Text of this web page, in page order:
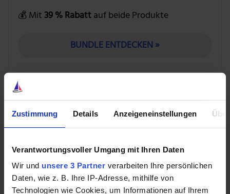
Zustimmung Details Anzeigeneinstellungen
Verantwortungsvoller Umgang mit Ihren Daten
Wir und unsere 3 Partner verarbeiten Ihre persönlichen
Daten, wie z. B. Ihre IP-Adresse, mithilfe von
Technologien wie Cookies, um Informationen auf Ihrem
💰 Mit 39 % Rabattauf beide Produkte
BUNDLE ENTDECKEN »
2. Starke Geschäftsmodelle im Fokus
Eine zweite Sache, die wichtiger wird, sind außerdem
starke Geschäftsmodelle. Wobei starke
Geschäftsmodelle unterschiedlich aussehen können,
um im Börsencrash ihre Stärke auszuspielen. Einerseits
können so beispielsweise stabile und defensive